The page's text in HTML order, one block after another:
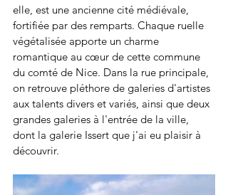
elle, est une ancienne cité médiévale,
fortifiée par des remparts. Chaque ruelle
végétalisée apporte un charme
romantique au cœur de cette commune
du comté de Nice. Dans la rue principale,
on retrouve pléthore de galeries d'artistes
aux talents divers et variés, ainsi que deux
grandes galeries à l'entrée de la ville,
dont la galerie Issert que j'ai eu plaisir à
découvrir.